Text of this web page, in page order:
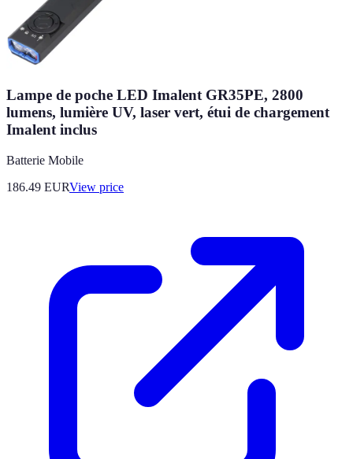
Lampe de poche LED Imalent GR35PE, 2800
lumens, lumière UV, laser vert, étui de chargement
Imalent inclus
Batterie Mobile
186.49 EURView price